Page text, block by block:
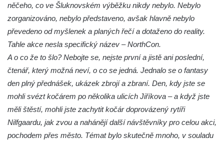
něčeho, co ve Šluknovském výběžku nikdy nebylo. Nebylo
zorganizováno, nebylo představeno, avšak hlavně nebylo
převedeno od myšlenek a planých řečí a dotaženo do reality.
Tahle akce nesla specifický název – NorthCon.
A o co že to šlo? Nebojte se, nejste první a jistě ani poslední,
čtenář, který možná neví, o co se jedná. Jednalo se o fantasy
den plný přednášek, ukázek zbrojí a zbraní. Den, kdy jste se
mohli svézt kočárem po několika ulicích Jiříkova – a když jste
měli štěstí, mohli jste zachytit kočár doprovázený rytíři
Nilfgaardu, jak zvou a nahánějí další návštěvníky pro celou akci,
pochodem přes město. Témat bylo skutečně mnoho, v souladu